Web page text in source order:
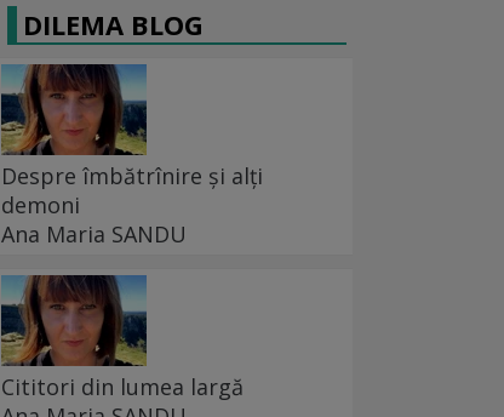
DILEMA BLOG
Despre îmbătrînire și alți
demoni
Ana Maria SANDU
Cititori din lumea largă